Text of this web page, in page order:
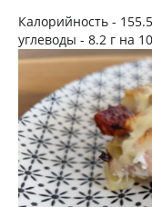
Калорийность -
углеводы - 8.2 г на